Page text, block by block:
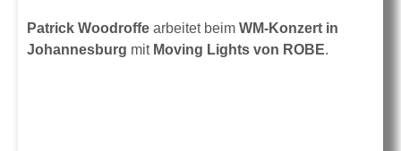
Patrick Woodroffe arbeitet beim WM-Konzert in
Johannesburg mit Moving Lights von ROBE.